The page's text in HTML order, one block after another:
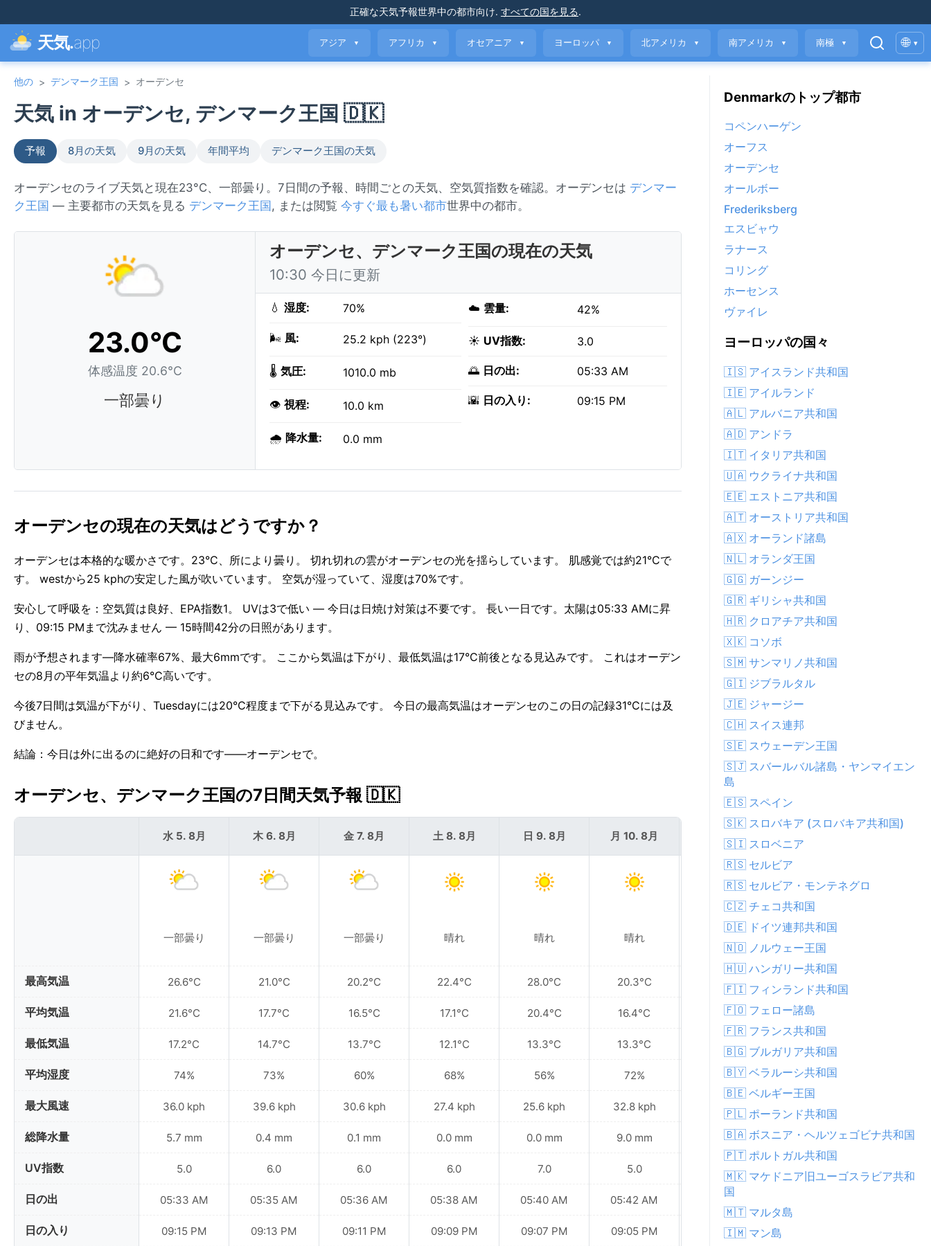
正確な天気予報世界中の都市向け. すべての国を見る.
天気.app アジア ▼ アフリカ ▼ オセアニア ▼ ヨーロッパ ▼ 北アメリカ ▼ 南アメリカ ▼ 南極 ▼ 🌐 ▾
他の > デンマーク王国 > オーデンセ
天気 in オーデンセ, デンマーク王国 🇩🇰
予報 8月の天気 9月の天気 年間平均 デンマーク王国の天気
オーデンセのライブ天気と現在23°C、一部曇り。7日間の予報、時間ごとの天気、空気質指数を確認。オーデンセは デンマー
ク王国 — 主要都市の天気を見る デンマーク王国 , または閲覧 今すぐ最も暑い都市世界中の都市。
23.0°C
体感温度 20.6°C
一部曇り
オーデンセ、デンマーク王国の現在の天気
10:30 今日に更新
💧 湿度: 70%
🌬️ 風: 25.2 kph (223°)
🌡️ 気圧: 1010.0 mb
👁️ 視程: 10.0 km
🌧️ 降水量: 0.0 mm
☁️ 雲量: 42%
☀️ UV指数: 3.0
🌅 日の出: 05:33 AM
🌇 日の入り: 09:15 PM
オーデンセの現在の天気はどうですか？
オーデンセは本格的な暖かさです。23°C、所により曇り。 切れ切れの雲がオーデンセの光を揺らしています。 肌感覚では約21°Cで
す。 westから25 kphの安定した風が吹いています。 空気が湿っていて、湿度は70%です。
安心して呼吸を：空気質は良好、EPA指数1。 UVは3で低い — 今日は日焼け対策は不要です。 長い一日です。太陽は05:33 AMに昇
り、09:15 PMまで沈みません — 15時間42分の日照があります。
雨が予想されます—降水確率67%、最大6mmです。 ここから気温は下がり、最低気温は17°C前後となる見込みです。 これはオーデン
セの8月の平年気温より約6°C高いです。
今後7日間は気温が下がり、Tuesdayには20°C程度まで下がる見込みです。 今日の最高気温はオーデンセのこの日の記録31°Cには及
びません。
結論：今日は外に出るのに絶好の日和です——オーデンセで。
オーデンセ、デンマーク王国の7日間天気予報 🇩🇰
最高気温
平均気温
最低気温
平均湿度
最大風速
総降水量
UV指数
日の出
日の入り
水 5. 8月
一部曇り
26.6°C
21.6°C
17.2°C
74%
36.0 kph
5.7 mm
5.0
05:33 AM
09:15 PM
木 6. 8月
一部曇り
21.0°C
17.7°C
14.7°C
73%
39.6 kph
0.4 mm
6.0
05:35 AM
09:13 PM
金 7. 8月
一部曇り
20.2°C
16.5°C
13.7°C
60%
30.6 kph
0.1 mm
6.0
05:36 AM
09:11 PM
土 8. 8月
晴れ
22.4°C
17.1°C
12.1°C
68%
27.4 kph
0.0 mm
6.0
05:38 AM
09:09 PM
日 9. 8月
晴れ
28.0°C
20.4°C
13.3°C
56%
25.6 kph
0.0 mm
7.0
05:40 AM
09:07 PM
月 10. 8月
晴れ
20.3°C
16.4°C
13.3°C
72%
32.8 kph
9.0 mm
5.0
05:42 AM
09:05 PM
火 11. 8月
20.0°C
16.3°C
12.7°C
60%
30.2 kph
0.0 mm
6.0
05:44 AM
09:02 PM
Denmarkのトップ都市
コペンハーゲン
オーフス
オーデンセ
オールボー
Frederiksberg
エスビャウ
ラナース
コリング
ホーセンス
ヴァイレ
ヨーロッパの国々
🇮🇸 アイスランド共和国
🇮🇪 アイルランド
🇦🇱 アルバニア共和国
🇦🇩 アンドラ
🇮🇹 イタリア共和国
🇺🇦 ウクライナ共和国
🇪🇪 エストニア共和国
🇦🇹 オーストリア共和国
🇦🇽 オーランド諸島
🇳🇱 オランダ王国
🇬🇬 ガーンジー
🇬🇷 ギリシャ共和国
🇭🇷 クロアチア共和国
🇽🇰 コソボ
🇸🇲 サンマリノ共和国
🇬🇮 ジブラルタル
🇯🇪 ジャージー
🇨🇭 スイス連邦
🇸🇪 スウェーデン王国
🇸🇯 スバールバル諸島・ヤンマイエン
島
🇪🇸 スペイン
🇸🇰 スロバキア (スロバキア共和国)
🇸🇮 スロベニア
🇷🇸 セルビア
🇷🇸 セルビア・モンテネグロ
🇨🇿 チェコ共和国
🇩🇪 ドイツ連邦共和国
🇳🇴 ノルウェー王国
🇭🇺 ハンガリー共和国
🇫🇮 フィンランド共和国
🇫🇴 フェロー諸島
🇫🇷 フランス共和国
🇧🇬 ブルガリア共和国
🇧🇾 ベラルーシ共和国
🇧🇪 ベルギー王国
🇵🇱 ポーランド共和国
🇧🇦 ボスニア・ヘルツェゴビナ共和国
🇵🇹 ポルトガル共和国
🇲🇰 マケドニア旧ユーゴスラビア共和
国
🇲🇹 マルタ島
🇮🇲 マン島